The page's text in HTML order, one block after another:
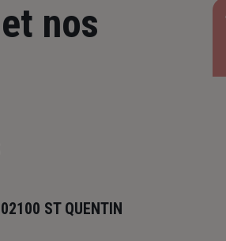
et nos
ST QUENTIN